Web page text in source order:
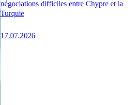
négociations difficiles entre Chypre et la
Turquie
17.07.2026